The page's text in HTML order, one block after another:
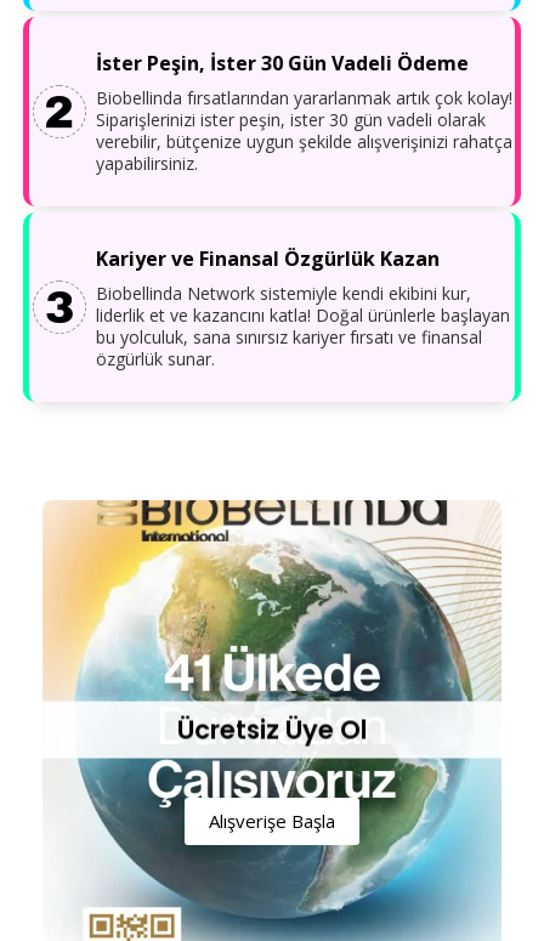
İster Peşin, İster 30 Gün Vadeli Ödeme
Biobellinda fırsatlarından yararlanmak artık çok kolay!
Siparişlerinizi ister peşin, ister 30 gün vadeli olarak
verebilir, bütçenize uygun şekilde alışverişinizi rahatça
yapabilirsiniz.
Kariyer ve Finansal Özgürlük Kazan
Biobellinda Network sistemiyle kendi ekibini kur,
liderlik et ve kazancını katla! Doğal ürünlerle başlayan
bu yolculuk, sana sınırsız kariyer fırsatı ve finansal
özgürlük sunar.
Ücretsiz Üye Ol
Alışverişe Başla